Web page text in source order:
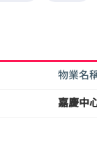
物業名
嘉慶中